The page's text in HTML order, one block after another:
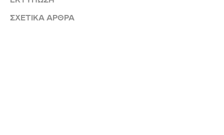
ΣΧΕΤΙΚΑ ΑΡΘΡΑ